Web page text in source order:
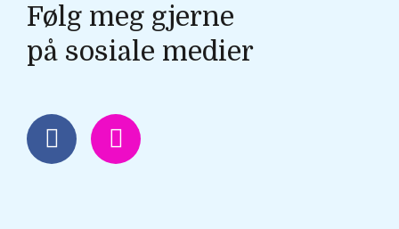
Følg meg gjerne
på sosiale medier
F
a
c
I
n
s